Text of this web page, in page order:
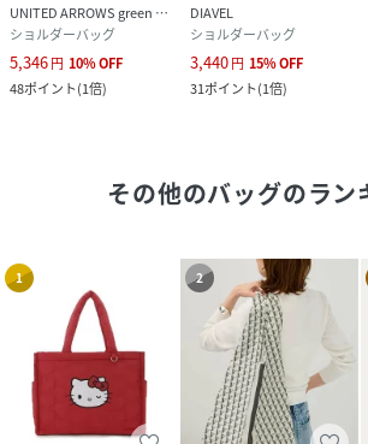
UNITED ARROWS green label relaxing
ショルダーバッグ
5,346円 10%OFF
48ポイント(1倍)
DIAVEL
ショルダーバッグ
3,440円 15%OFF
31ポイント(1倍)
その他のバッグのラン
1 2